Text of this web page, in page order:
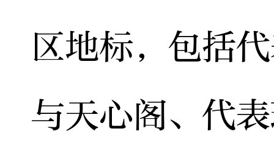
区地标，包括
与天心阁、代